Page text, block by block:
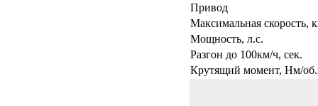
Привод
Максимальная скорость,
Мощность, л.с.
Разгон до 100км/ч, сек.
Крутящий момент, Нм/